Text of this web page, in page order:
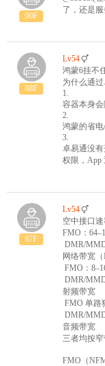
90F
了，还是
88F
Lv54
鸿蒙6挂不
为什么通
1.
容器本身
2.
鸿蒙的省电
3.
卓易通没有
权限，App
87F
Lv54
空中接口
FMO：
DMR/
网络带宽（
FMO：
DMR/
射频带宽
FMO 单路
DMR/
音频带宽
三者均按窄
FMO（